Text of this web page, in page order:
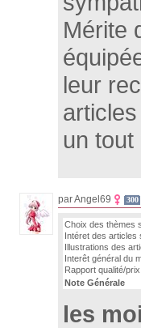
Mérite
leur
un tout
par Angel69 300
Choix des thèmes
Intéret des articles
Illustrations des
Interêt général du
Rapport qualité/prix
Note Générale
les